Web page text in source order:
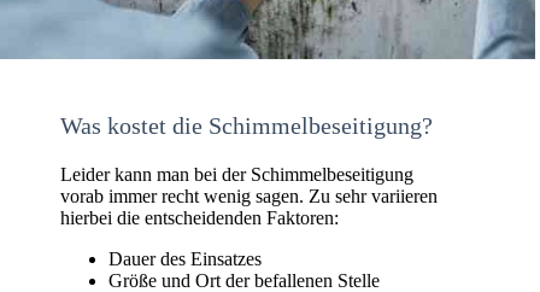
Was kostet die Schimmelbeseitigung?
Leider kann man bei der Schimmelbeseitigung
vorab immer recht wenig sagen. Zu sehr variieren
hierbei die entscheidenden Faktoren:
Dauer des Einsatzes
Größe und Ort der befallenen Stelle